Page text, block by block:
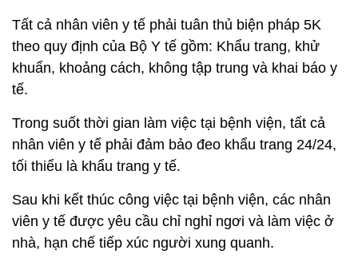
Tất cả nhân viên y tế phải tuân thủ biện pháp 5K
theo quy định của Bộ Y tế gồm: Khẩu trang, khử
khuẩn, khoảng cách, không tập trung và khai báo y
tế.
Trong suốt thời gian làm việc tại bệnh viện, tất cả
nhân viên y tế phải đảm bảo đeo khẩu trang 24/24,
tối thiểu là khẩu trang y tế.
Sau khi kết thúc công việc tại bệnh viện, các nhân
viên y tế được yêu cầu chỉ nghỉ ngơi và làm việc ở
nhà, hạn chế tiếp xúc người xung quanh.